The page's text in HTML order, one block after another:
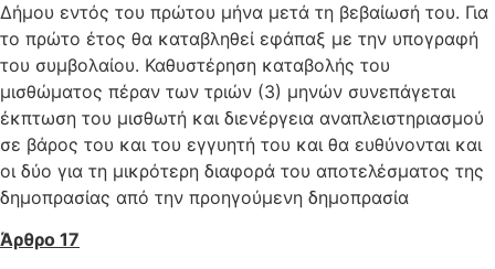
Δήμου εντός του πρώτου μήνα μετά τη βεβαίωσή του. Για
το πρώτο έτος θα καταβληθεί εφάπαξ με την υπογραφή
του συμβολαίου. Καθυστέρηση καταβολής του
μισθώματος πέραν των τριών (3) μηνών συνεπάγεται
έκπτωση του μισθωτή και διενέργεια αναπλειστηριασμού
σε βάρος του και του εγγυητή του και θα ευθύνονται και
οι δύο για τη μικρότερη διαφορά του αποτελέσματος της
δημοπρασίας από την προηγούμενη δημοπρασία
Άρθρο 17